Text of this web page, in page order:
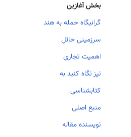
بخش آغازین
گرانیگاه حمله به هند
سرزمینی حائل
اهمیت تجاری
نیز نگاه کنید به
کتابشناسی
منبع اصلی
نویسنده مقاله